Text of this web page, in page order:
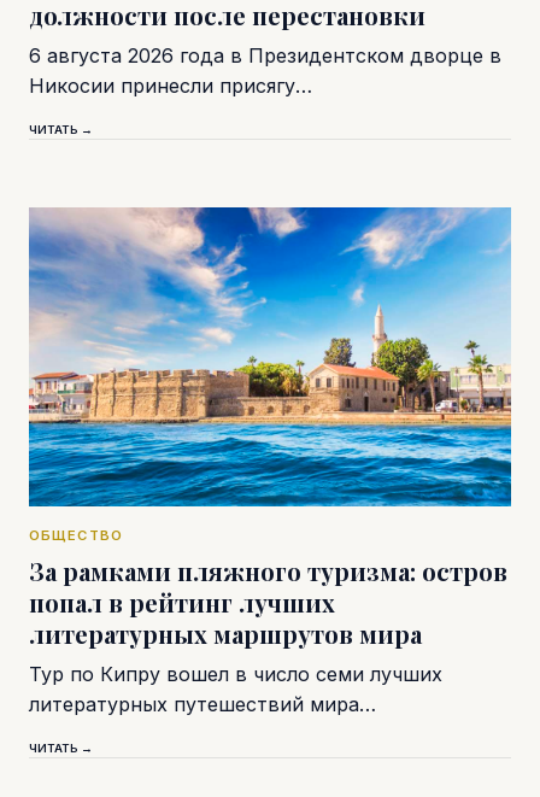
должности после перестановки
6 августа 2026 года в Президентском дворце в
Никосии принесли присягу…
ЧИТАТЬ →
ОБЩЕСТВО
За рамками пляжного туризма: остров
попал в рейтинг лучших
литературных маршрутов мира
Тур по Кипру вошел в число семи лучших
литературных путешествий мира…
ЧИТАТЬ →